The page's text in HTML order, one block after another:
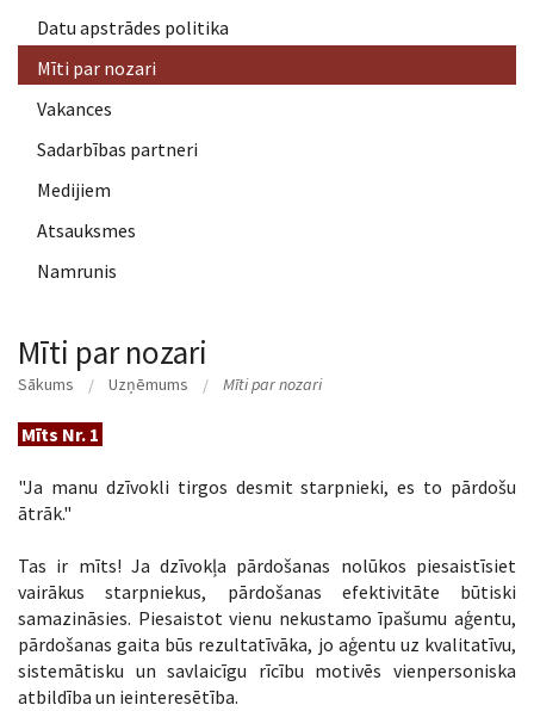
Uzņēmums
Pakalpojumi
Kontakti
Datu apstrādes politika
Mīti par nozari
Vakances
Sadarbības partneri
Medijiem
Atsauksmes
Namrunis
Mīti par nozari
Sākums Uzņēmums Mīti par nozari
Mīts Nr. 1
"Ja manu dzīvokli tirgos desmit starpnieki, es to pārdošu
ātrāk."
Tas ir mīts! Ja dzīvokļa pārdošanas nolūkos piesaistīsiet
vairākus starpniekus, pārdošanas efektivitāte būtiski
samazināsies. Piesaistot vienu nekustamo īpašumu aģentu,
pārdošanas gaita būs rezultatīvāka, jo aģentu uz kvalitatīvu,
sistemātisku un savlaicīgu rīcību motivēs vienpersoniska
atbildība un ieinteresētība.